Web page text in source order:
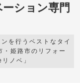
ション専門
を行うベストなタイ
・姫路市のリフォー
ノベ」